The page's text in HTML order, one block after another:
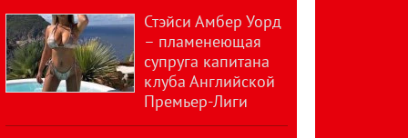
Стэйси Амбер Уорд
– пламенеющая
супруга капитана
клуба Английской
Премьер-Лиги